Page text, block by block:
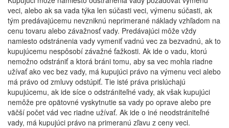
veci, alebo ak sa vada týka len súčasti veci, výmenu súčasti, ak
tým predávajúcemu nevzniknú neprimerané náklady vzhľadom na
cenu tovaru alebo závažnosť vady. Predávajúci môže vždy
namiesto odstránenia vady vymeniť vadnú vec za bezvadnú, ak to
kupujúcemu nespôsobí závažné ťažkosti. Ak ide o vadu, ktorú
nemožno odstrániť a ktorá bráni tomu, aby sa vec mohla riadne
užívať ako vec bez vady, má kupujúci právo na výmenu veci alebo
má právo od zmluvy odstúpiť. Tie isté práva prislúchajú
kupujúcemu, ak ide síce o odstrániteľné vady, ak však kupujúci
nemôže pre opätovné vyskytnutie sa vady po oprave alebo pre
väčší počet vád vec riadne užívať. Ak ide o iné neodstrániteľné
vady, má kupujúci právo na primeranú zľavu z ceny veci.